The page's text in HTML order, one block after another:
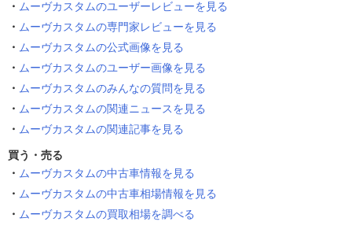
ムーヴカスタムのユーザーレビューを見る
ムーヴカスタムの専門家レビューを見る
ムーヴカスタムの公式画像を見る
ムーヴカスタムのユーザー画像を見る
ムーヴカスタムのみんなの質問を見る
ムーヴカスタムの関連ニュースを見る
ムーヴカスタムの関連記事を見る
買う・売る
ムーヴカスタムの中古車情報を見る
ムーヴカスタムの中古車相場情報を見る
ムーヴカスタムの買取相場を調べる